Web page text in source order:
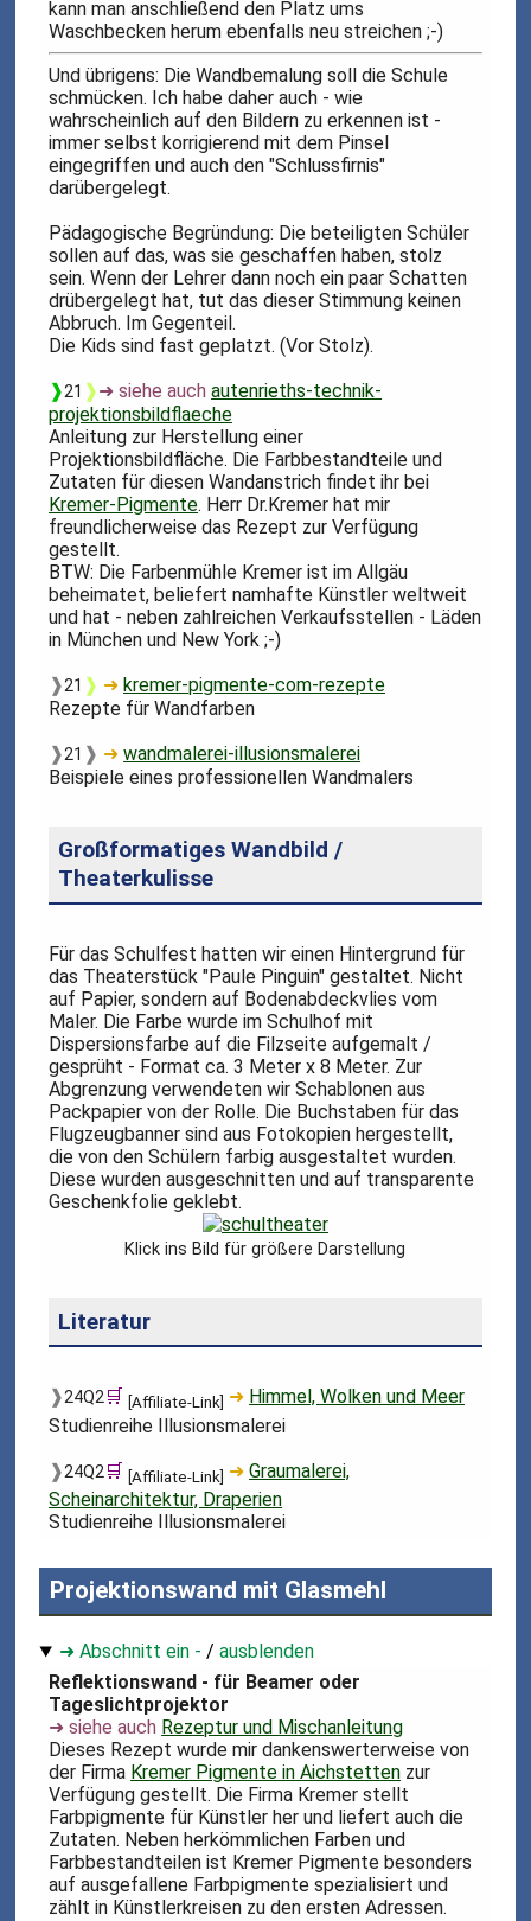
kann man anschließend den Platz ums
Waschbecken herum ebenfalls neu streichen ;-)
Und übrigens: Die Wandbemalung soll die Schule
schmücken. Ich habe daher auch - wie
wahrscheinlich auf den Bildern zu erkennen ist -
immer selbst korrigierend mit dem Pinsel
eingegriffen und auch den "Schlussfirnis"
darübergelegt.
Pädagogische Begründung: Die beteiligten Schüler
sollen auf das, was sie geschaffen haben, stolz
sein. Wenn der Lehrer dann noch ein paar Schatten
drübergelegt hat, tut das dieser Stimmung keinen
Abbruch. Im Gegenteil.
Die Kids sind fast geplatzt. (Vor Stolz).
❱21 ❱➜ siehe auchautenrieths-technik-
projektionsbildflaeche
Anleitung zur Herstellung einer
Projektionsbildfläche. Die Farbbestandteile und
Zutaten für diesen Wandanstrich findet ihr bei
Kremer-Pigmente. Herr Dr.Kremer hat mir
freundlicherweise das Rezept zur Verfügung
gestellt.
BTW: Die Farbenmühle Kremer ist im Allgäu
beheimatet, beliefert namhafte Künstler weltweit
und hat - neben zahlreichen Verkaufsstellen - Läden
in München und New York ;-)
❱21 ❱ ➜ kremer-pigmente-com-rezepte
Rezepte für Wandfarben
❱21 ❱ ➜wandmalerei-illusionsmalerei
Beispiele eines professionellen Wandmalers
Großformatiges Wandbild /
Theaterkulisse
Für das Schulfest hatten wir einen Hintergrund für
das Theaterstück "Paule Pinguin" gestaltet. Nicht
auf Papier, sondern auf Bodenabdeckvlies vom
Maler. Die Farbe wurde im Schulhof mit
Dispersionsfarbe auf die Filzseite aufgemalt /
gesprüht - Format ca. 3 Meter x 8 Meter. Zur
Abgrenzung verwendeten wir Schablonen aus
Packpapier von der Rolle. Die Buchstaben für das
Flugzeugbanner sind aus Fotokopien hergestellt,
die von den Schülern farbig ausgestaltet wurden.
Diese wurden ausgeschnitten und auf transparente
Geschenkfolie geklebt.
Klick ins Bild für größere Darstellung
Literatur
❱24Q2🛒 [Affiliate-Link] ➜ Himmel, Wolken und Meer
Studienreihe Illusionsmalerei
❱24Q2 🛒 [Affiliate-Link] ➜Graumalerei,
Scheinarchitektur, Draperien
Studienreihe Illusionsmalerei
Projektionswand mit Glasmehl
➜ Abschnitt ein - /ausblenden
Reflektionswand - für Beamer oder
Tageslichtprojektor
➜ siehe auch Rezeptur und Mischanleitung
Dieses Rezept wurde mir dankenswerterweise von
der Firma Kremer Pigmente in Aichstetten zur
Verfügung gestellt. Die Firma Kremer stellt
Farbpigmente für Künstler her und liefert auch die
Zutaten. Neben herkömmlichen Farben und
Farbbestandteilen ist Kremer Pigmente besonders
auf ausgefallene Farbpigmente spezialisiert und
zählt in Künstlerkreisen zu den ersten Adressen.